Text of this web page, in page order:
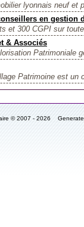
lyonnais neuf et
en gestion
et 300 CGPI sur
& Associés
Patrimoniale
Patrimoine est un
© 2007 - 2026